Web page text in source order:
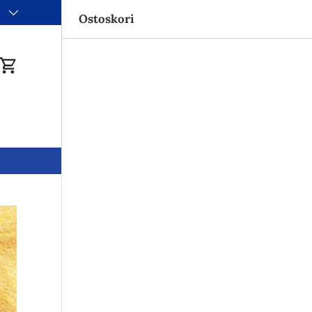
Ostoskori
Ostoskori